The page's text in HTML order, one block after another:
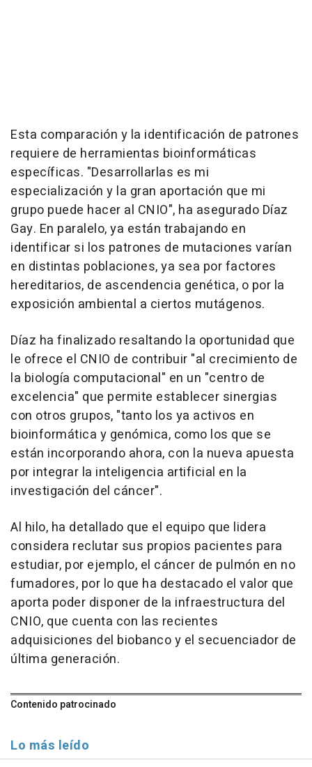
Esta comparación y la identificación de patrones
requiere de herramientas bioinformáticas
específicas. "Desarrollarlas es mi
especialización y la gran aportación que mi
grupo puede hacer al CNIO", ha asegurado Díaz
Gay. En paralelo, ya están trabajando en
identificar si los patrones de mutaciones varían
en distintas poblaciones, ya sea por factores
hereditarios, de ascendencia genética, o por la
exposición ambiental a ciertos mutágenos.
Díaz ha finalizado resaltando la oportunidad que
le ofrece el CNIO de contribuir "al crecimiento de
la biología computacional" en un "centro de
excelencia" que permite establecer sinergias
con otros grupos, "tanto los ya activos en
bioinformática y genómica, como los que se
están incorporando ahora, con la nueva apuesta
por integrar la inteligencia artificial en la
investigación del cáncer".
Al hilo, ha detallado que el equipo que lidera
considera reclutar sus propios pacientes para
estudiar, por ejemplo, el cáncer de pulmón en no
fumadores, por lo que ha destacado el valor que
aporta poder disponer de la infraestructura del
CNIO, que cuenta con las recientes
adquisiciones del biobanco y el secuenciador de
última generación.
Contenido patrocinado
Lo más leído